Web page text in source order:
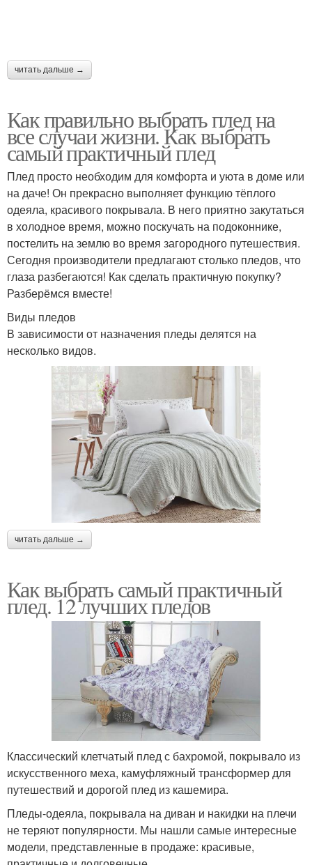
читать дальше →
Как правильно выбрать плед на
все случаи жизни. Как выбрать
самый практичный плед
Плед просто необходим для комфорта и уюта в доме или
на даче! Он прекрасно выполняет функцию тёплого
одеяла, красивого покрывала. В него приятно закутаться
в холодное время, можно поскучать на подоконнике,
постелить на землю во время загородного путешествия.
Сегодня производители предлагают столько пледов, что
глаза разбегаются! Как сделать практичную покупку?
Разберёмся вместе!
Виды пледов
В зависимости от назначения пледы делятся на
несколько видов.
читать дальше →
Как выбрать самый практичный
плед. 12 лучших пледов
Классический клетчатый плед с бахромой, покрывало из
искусственного меха, камуфляжный трансформер для
путешествий и дорогой плед из кашемира.
Пледы-одеяла, покрывала на диван и накидки на плечи
не теряют популярности. Мы нашли самые интересные
модели, представленные в продаже: красивые,